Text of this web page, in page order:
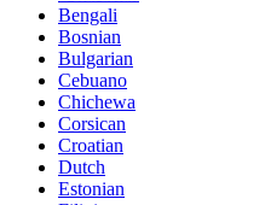
Bengali
Bosnian
Bulgarian
Cebuano
Chichewa
Corsican
Croatian
Dutch
Estonian